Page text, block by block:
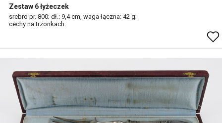
Zestaw 6 łyżeczek
srebro pr. 800; dł.: 9,4 cm, waga łączna: 42 g;
cechy na trzonkach.